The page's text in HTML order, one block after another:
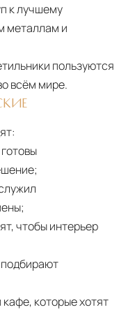
к лучшему
металлам и
пользуются
всём мире.
чтобы интерьер
которые хотят